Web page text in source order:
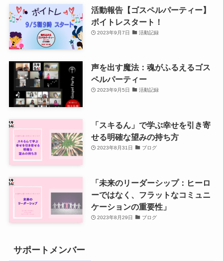
活動報告【ゴスペルパーティー】
ボイトレスタート！
2023年9月7日 活動記録
声を出す魔法：魂がふるえるゴス
ペルパーティー
2023年9月5日 活動記録
「スキるん」で学ぶ幸せを引き寄
せる明確な望みの持ち方
2023年8月31日 ブログ
「未来のリーダーシップ：ヒーロ
ーではなく、フラットなコミュニ
ケーションの重要性」
2023年8月29日 ブログ
サポートメンバー